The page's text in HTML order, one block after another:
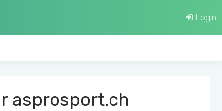
Login
asprosport.ch